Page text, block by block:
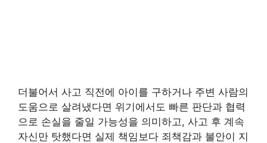
더불어서 사고 직전에 아이를 구하거나 주변 사람의
도움으로 살려냈다면 위기에서도 빠른 판단과 협력
으로 손실을 줄일 가능성을 의미하고, 사고 후 계속
자신만 탓했다면 실제 책임보다 죄책감과 불안이 지